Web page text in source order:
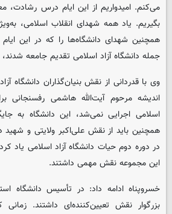
می‌کنم. امیدواریم از این ایام درس
بگیریم. یاد همه شهدای انقلاب اسلامی،
همچنین شهدای دانشگاه‌ها را که در این
جمله دانشگاه آزاد اسلامی تقدیم جامعه
وی با قدردانی از نقش بنیان‌گذاران دانشگاه
اندیشه مرحوم آیت‌الله هاشمی رفسنجانی
اسلامی اجرایی نمی‌شد، این دانشگاه به
همچنین باید از نقش علی‌اکبر ولایتی و
در دوره دوم حیات دانشگاه آزاد اسلامی یاد
این مجموعه نقش مهمی داشتند.
خسروپناه ادامه داد: در تأسیس دانشگاه
بزرگوار نقش تعیین‌کننده‌ای داشتند. زمانی